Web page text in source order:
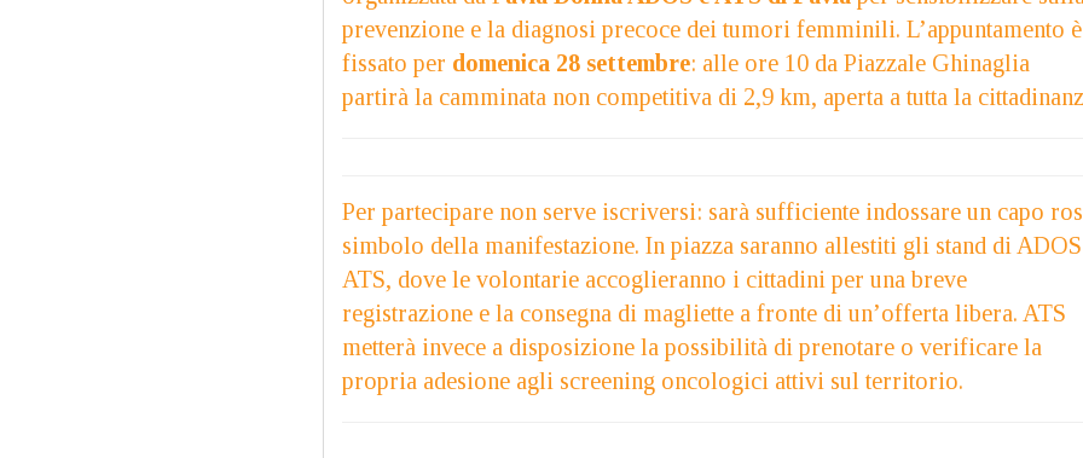
prevenzione e la diagnosi precoce dei tumori femminili. L’appuntamento è
fissato per domenica 28 settembre: alle ore 10 da Piazzale Ghinaglia
partirà la camminata non competitiva di 2,9 km, aperta a tutta la
Per partecipare non serve iscriversi: sarà sufficiente indossare un capo
simbolo della manifestazione. In piazza saranno allestiti gli stand di
ATS, dove le volontarie accoglieranno i cittadini per una breve
registrazione e la consegna di magliette a fronte di un’offerta libera. ATS
metterà invece a disposizione la possibilità di prenotare o verificare la
propria adesione agli screening oncologici attivi sul territorio.